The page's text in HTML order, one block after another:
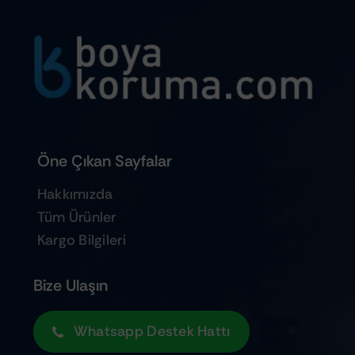
Öne Çıkan Sayfalar
Hakkımızda
Tüm Ürünler
Kargo Bilgileri
Bize Ulaşın
Whatsapp Destek Hattı